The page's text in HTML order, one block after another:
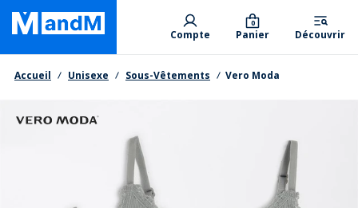
Skip
main
content
Primary departments
Compte Panier
0
Découvrir
Fil d'Ariane
Accueil Unisexe Sous-Vêtements Vero Moda